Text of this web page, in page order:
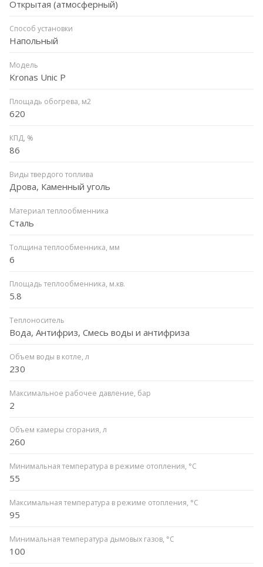
Открытая (атмосферный)
Способ установки
Напольный
Модель
Kronas Unic P
Площадь обогрева, м2
620
КПД, %
86
Виды твердого топлива
Дрова, Каменный уголь
Материал теплообменника
Сталь
Толщина теплообменника, мм
6
Площадь теплообменника, м.кв.
5.8
Теплоноситель
Вода, Антифриз, Смесь воды и антифриза
Объем воды в котле, л
230
Максимальное рабочее давление, бар
2
Объем камеры сгорания, л
260
Минимальная температура в режиме отопления, °C
55
Максимальная температура в режиме отопления, °C
95
Минимальная температура дымовых газов, °C
100